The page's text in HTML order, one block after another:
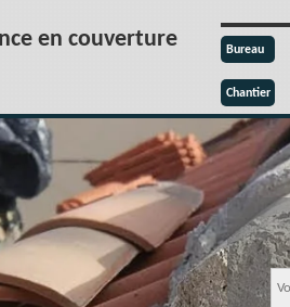
en couverture Bureau
Chantier